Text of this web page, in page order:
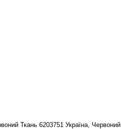
Ткань 6203751 Україна, Червоний